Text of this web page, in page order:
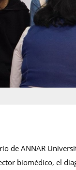
de ANNAR
biomédico, el